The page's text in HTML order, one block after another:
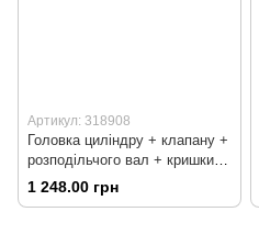
Артикул: 318908
Головка циліндру + клапану +
розподільчого вал + кришки в
зборі 110сс (52,4мм)
1 248.00 грн